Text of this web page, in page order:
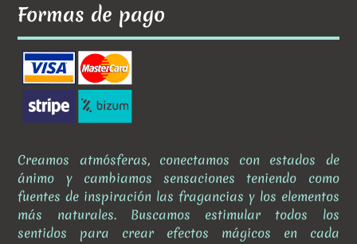
Formas de pago
Creamos atmósferas, conectamos con estados de
ánimo y cambiamos sensaciones teniendo como
fuentes de inspiración las fragancias y los elementos
más naturales. Buscamos estimular todos los
sentidos para crear efectos mágicos en cada